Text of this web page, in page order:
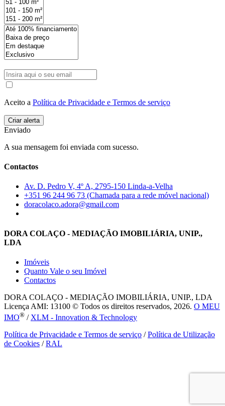
Aceito a Política de Privacidade e Termos de serviço
Enviado
A sua mensagem foi enviada com sucesso.
Contactos
Av. D. Pedro V, 4º A, 2795-150 Linda-a-Velha
+351 96 244 96 73 (Chamada para a rede móvel nacional)
doracolaco.adora@gmail.com
DORA COLAÇO - MEDIAÇÃO IMOBILIÁRIA, UNIP.,
LDA
Imóveis
Quanto Vale o seu Imóvel
Contactos
DORA COLAÇO - MEDIAÇÃO IMOBILIÁRIA, UNIP., LDA
Licença AMI: 13100 © Todos os direitos reservados, 2026. O MEU
IMO® / XLM - Innovation & Technology
Política de Privacidade e Termos de serviço /Política de Utilização
de Cookies /RAL